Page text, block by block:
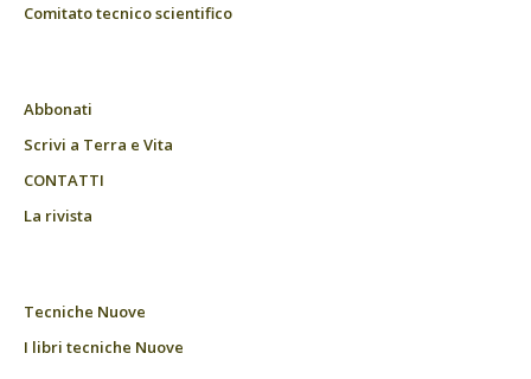
Comitato tecnico scientifico
Abbonati
Scrivi a Terra e Vita
CONTATTI
La rivista
Tecniche Nuove
I libri tecniche Nuove